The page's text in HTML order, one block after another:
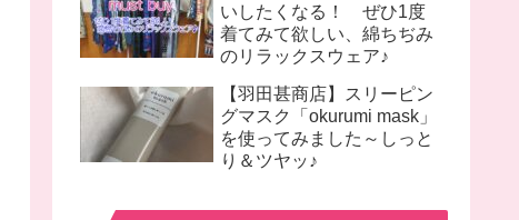
いしたくなる！ ぜひ1度
着てみて欲しい、綿ちぢみ
のリラックスウェア♪
【羽田甚商店】スリーピン
グマスク「okurumi mask」
を使ってみました～しっと
り＆ツヤッ♪